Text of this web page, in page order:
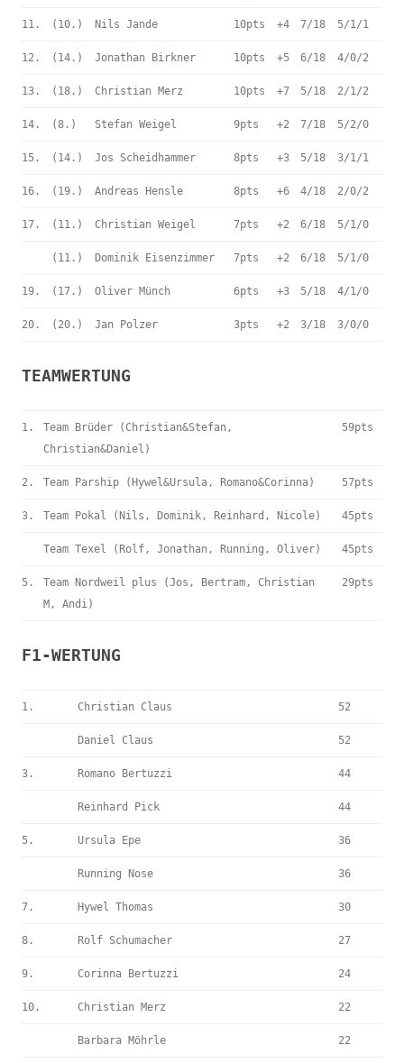
11. (10.) Nils Jande 10pts +4 7/18 5/1/1
12. (14.) Jonathan Birkner 10pts +5 6/18 4/0/2
13. (18.) Christian Merz 10pts +7 5/18 2/1/2
14. (8.) Stefan Weigel 9pts +2 7/18 5/2/0
15. (14.) Jos Scheidhammer 8pts +3 5/18 3/1/1
16. (19.) Andreas Hensle 8pts +6 4/18 2/0/2
17. (11.) Christian Weigel 7pts +2 6/18 5/1/0
(11.) Dominik Eisenzimmer 7pts +2 6/18 5/1/0
19. (17.) Oliver Münch 6pts +3 5/18 4/1/0
20. (20.) Jan Polzer 3pts +2 3/18 3/0/0
TEAMWERTUNG
1.
Team Brüder (Christian&Stefan,
Christian&Daniel)
59pts
2. Team Parship (Hywel&Ursula, Romano&Corinna) 57pts
3. Team Pokal (Nils, Dominik, Reinhard, Nicole) 45pts
Team Texel (Rolf, Jonathan, Running, Oliver) 45pts
5.
Team Nordweil plus (Jos, Bertram, Christian
M, Andi)
29pts
F1-WERTUNG
1. Christian Claus 52
Daniel Claus 52
3. Romano Bertuzzi 44
Reinhard Pick 44
5. Ursula Epe 36
Running Nose 36
7. Hywel Thomas 30
8. Rolf Schumacher 27
9. Corinna Bertuzzi 24
10. Christian Merz 22
Barbara Möhrle 22